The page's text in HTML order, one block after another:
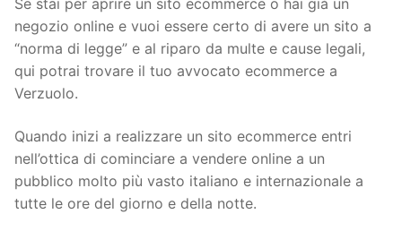
Se stai per aprire un sito ecommerce o hai già un
negozio online e vuoi essere certo di avere un sito a
“norma di legge” e al riparo da multe e cause legali,
qui potrai trovare il tuo avvocato ecommerce a
Verzuolo.
Quando inizi a realizzare un sito ecommerce entri
nell’ottica di cominciare a vendere online a un
pubblico molto più vasto italiano e internazionale a
tutte le ore del giorno e della notte.